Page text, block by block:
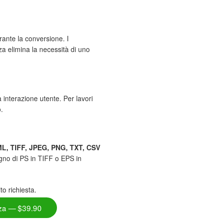
la conversione. I
elimina la necessità di uno
utente. Per lavori
TIFF, JPEG, PNG, TXT, CSV
di PS in TIFF o EPS in
richiesta.
— $39.90